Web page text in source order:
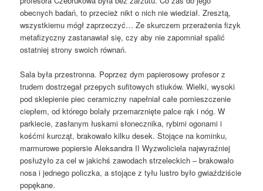
obecnych badań, to przecież nikt o nich nie wiedział. Zresztą,
wszystkiemu mógł zaprzeczyć… Ze skurczem przerażenia fizyk
metafizyczny zastanawiał się, czy aby nie zapomniał spalić
ostatniej strony swoich równań.
Sala była przestronna. Poprzez dym papierosowy profesor z
trudem dostrzegał przepych sufitowych stiuków. Wielki, wysoki
pod sklepienie piec ceramiczny napełniał całe pomieszczenie
ciepłem, od którego bolały przemarznięte palce rąk i nóg. W
parkiecie, zasłanym łuskami słonecznika, rybimi ogonami i
kośćmi kurcząt, brakowało kilku desek. Stojące na kominku,
marmurowe popiersie Aleksandra II Wyzwoliciela najwyraźniej
posłużyło za cel w jakichś zawodach strzeleckich – brakowało
nosa i jednego policzka, a stojące z tyłu lustro było gwiaździście
popękane.